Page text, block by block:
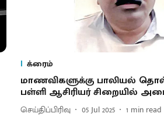
க்ரைம்
மாணவிகளுக்கு பாலியல்
பள்ளி ஆசிரியர் சிறையில்
செய்திப்பிரிவு 05 Jul 2025 1 min read